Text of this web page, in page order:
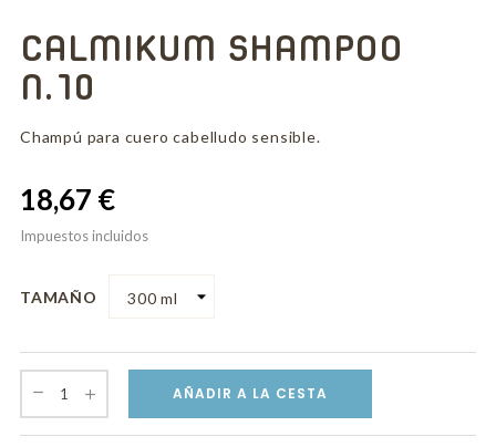
CALMIKUM SHAMPOO
N.10
Champú para cuero cabelludo sensible.
18,67 €
Impuestos incluidos
TAMAÑO
AÑADIR A LA CESTA